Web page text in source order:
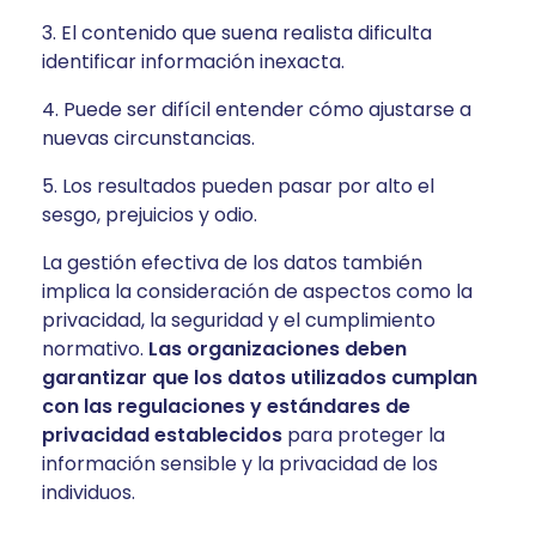
El contenido que suena realista dificulta
identificar información inexacta.
Puede ser difícil entender cómo ajustarse a
nuevas circunstancias.
Los resultados pueden pasar por alto el
sesgo, prejuicios y odio.
La gestión efectiva de los datos también
implica la consideración de aspectos como la
privacidad, la seguridad y el cumplimiento
normativo. Las organizaciones deben
garantizar que los datos utilizados cumplan
con las regulaciones y estándares de
privacidad establecidos para proteger la
información sensible y la privacidad de los
individuos.